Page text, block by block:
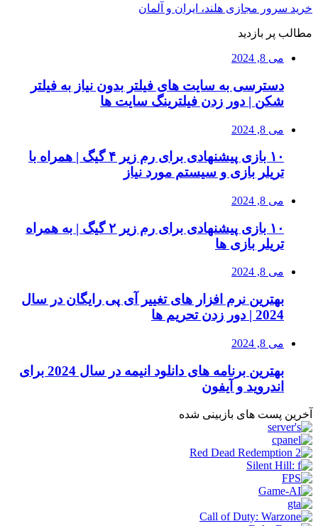
خرید سرور مجازی هلند، ایران و آلمان
مطالب پر بازدید
می 8, 2024
دسترسی به سایت های فیلتر بدون نیاز به فیلتر
شکن | دور زدن فیلترینگ سایت ها
می 8, 2024
۱۰ بازی پیشنهادی برای رم زیر ۴ گیگ | همراه با
تریلر بازی و سیستم مورد نیاز
می 8, 2024
۱۰ بازی پیشنهادی برای رم زیر ۲ گیگ | به همراه
تریلر بازی ها
می 8, 2024
بهترین نرم افزار های تغییر آی پی رایگان در سال
2024 | دور زدن تحریم ها
می 8, 2024
بهترین برنامه های دانلود انیمه در سال 2024 برای
اندروید و آیفون
آخرین پست های بازبینی شده